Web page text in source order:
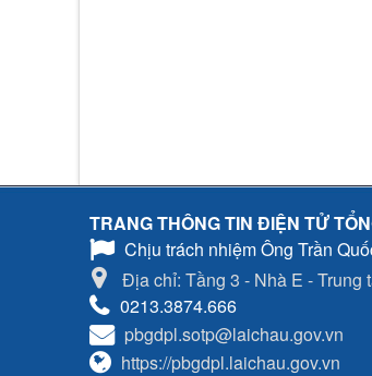
TRANG THÔNG TIN ĐIỆN TỬ
Chịu trách nhiệmÔng Trần
Địa chỉ: Tầng 3 - Nhà E - Trung
0213.3874.666
pbgdpl.sotp@laichau.gov.vn
https://pbgdpl.laichau.gov.vn